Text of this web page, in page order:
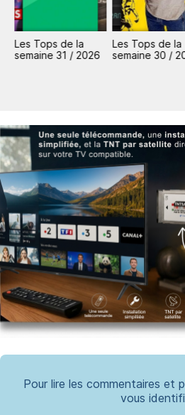
Les Tops de la
semaine 31 / 2026
Les Tops de la
semaine 30 /
Pour lire les commentaires et
vous